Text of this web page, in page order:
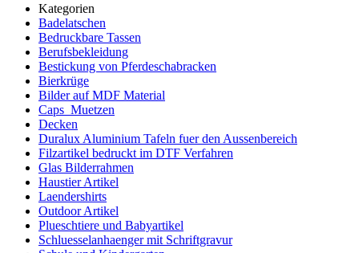
Kategorien
Badelatschen
Bedruckbare Tassen
Berufsbekleidung
Bestickung von Pferdeschabracken
Bierkrüge
Bilder auf MDF Material
Caps_Muetzen
Decken
Duralux Aluminium Tafeln fuer den Aussenbereich
Filzartikel bedruckt im DTF Verfahren
Glas Bilderrahmen
Haustier Artikel
Laendershirts
Outdoor Artikel
Plueschtiere und Babyartikel
Schluesselanhaenger mit Schriftgravur